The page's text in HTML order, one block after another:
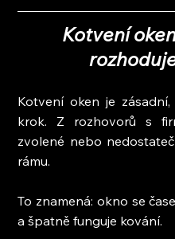
Kotvení
Kotvení oken je
krok. Z rozhovorů s
zvolené nebo
rámu.
To znamená: okno se
a špatně funguje kování.